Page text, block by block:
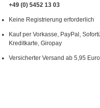
+49 (0) 5452 13 03
Keine Registrierung erforderlich
Kauf per Vorkasse, PayPal,
Kreditkarte, Giropay
Versicherter Versand ab 5,95